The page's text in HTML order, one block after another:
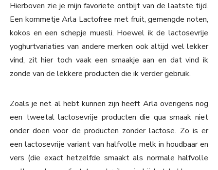
Hierboven zie je mijn favoriete ontbijt van de laatste tijd.
Een kommetje Arla Lactofree met fruit, gemengde noten,
kokos en een schepje muesli. Hoewel ik de lactosevrije
yoghurtvariaties van andere merken ook altijd wel lekker
vind, zit hier toch vaak een smaakje aan en dat vind ik
zonde van de lekkere producten die ik verder gebruik.
Zoals je net al hebt kunnen zijn heeft Arla overigens nog
een tweetal lactosevrije producten die qua smaak niet
onder doen voor de producten zonder lactose. Zo is er
een lactosevrije variant van halfvolle melk in houdbaar en
vers (die exact hetzelfde smaakt als normale halfvolle